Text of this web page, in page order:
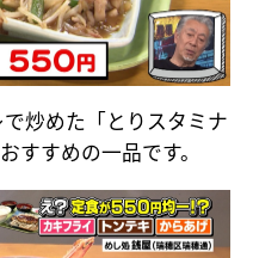
炒めた「とりスタミナ
すすめの一品です。